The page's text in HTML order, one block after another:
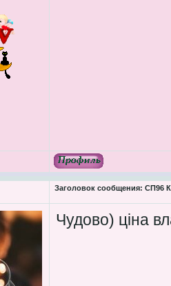
Заголовок сообщения: СП96
Чудово) ціна